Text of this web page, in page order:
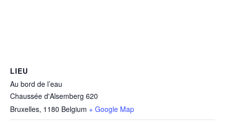
LIEU
Au bord de l’eau
Chaussée d'Alsemberg 620
Bruxelles, 1180 Belgium + Google Map